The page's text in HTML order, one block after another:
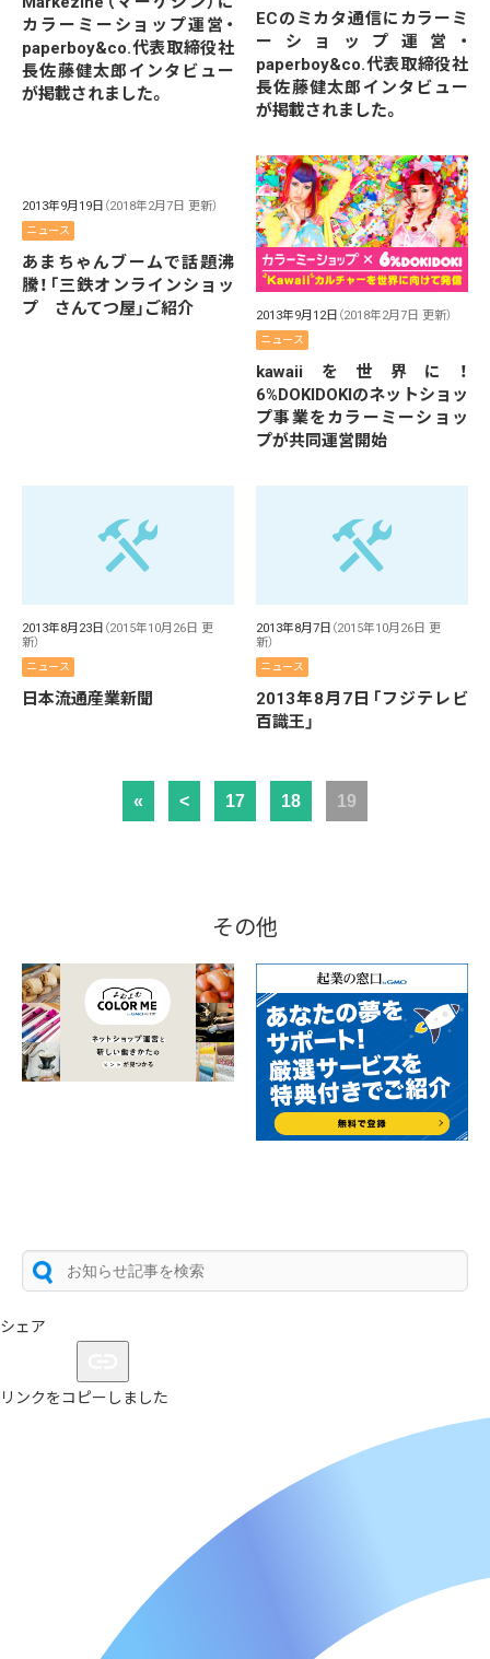
カラーミーショップ運営・
paperboy&co.代表取締役社
長佐藤健太郎インタビュー
が掲載されました。
ECのミカタ通信にカラーミ
ーショップ運営・
paperboy&co.代表取締役社
長佐藤健太郎インタビュー
が掲載されました。
2013年9月19日 （2018年2月7日 更新）
ニュース
あまちゃんブームで話題沸
騰！「三鉄オンラインショッ
プ さんてつ屋」ご紹介
2013年9月12日 （2018年2月7日 更新）
ニュース
kawaiiを世界に！
6%DOKIDOKIのネットショッ
プ事業をカラーミーショッ
プが共同運営開始
2013年8月23日 （2015年10月26日 更
新）
ニュース
日本流通産業新聞
2013年8月7日 （2015年10月26日 更
新）
ニュース
2013年8月7日「フジテレビ
百識王」
« < 17 18 19
その他
シェア
リンクをコピーしました